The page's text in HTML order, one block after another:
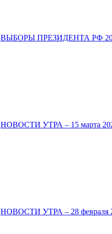
ВЫБОРЫ ПРЕЗИДЕНТА РФ
НОВОСТИ УТРА – 15 марта
НОВОСТИ УТРА – 28 февраля